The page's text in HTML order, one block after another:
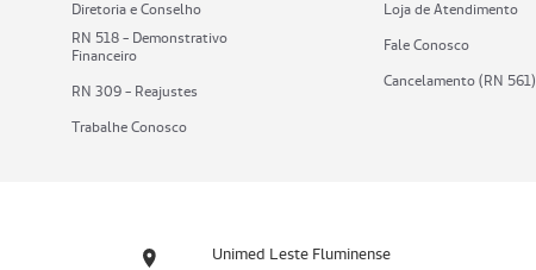
Diretoria e Conselho
RN 518 - Demonstrativo
Financeiro
RN 309 - Reajustes
Trabalhe Conosco
Loja de Atendimento
Fale Conosco
Cancelamento (RN 561)
Unimed Leste Fluminense